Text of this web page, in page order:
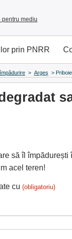
pentru mediu
prin PNRR
> Argeş >
să îl
acel teren!
cu (obligatoriu)